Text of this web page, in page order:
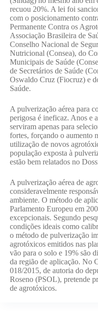
recuou 20%. A lei foi
com o posicionamento
Permanente Contra os
Associação Brasileira de
Conselho Nacional de
Nutricional (Consea), do
Municipais de Saúde
de Secretários de Saúde
Oswaldo Cruz (Fiocruz) e
Saúde.
A pulverização aérea para
perigosa é ineficaz. Anos e
serviram apenas para
fortes, forçando o aumento
utilização de novos
população exposta à
estão bem relatados no
A pulverização aérea de
consideravelmente
ambiente. O método de
Parlamento Europeu em
excepcionais. Segundo
condições ideais como
o método de pulverização
agrotóxicos emitidos nas
vão para o solo e 19% são
da região de aplicação. No
018/2015, de autoria do
Roseno (PSOL), pretende
de agrotóxicos.